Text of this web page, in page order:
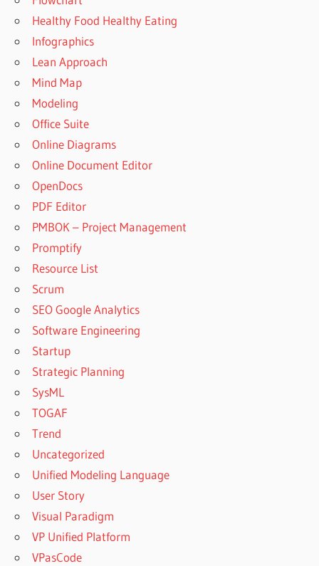
Healthy Food Healthy Eating
Infographics
Lean Approach
Mind Map
Modeling
Office Suite
Online Diagrams
Online Document Editor
OpenDocs
PDF Editor
PMBOK – Project Management
Promptify
Resource List
Scrum
SEO Google Analytics
Software Engineering
Startup
Strategic Planning
SysML
TOGAF
Trend
Uncategorized
Unified Modeling Language
User Story
Visual Paradigm
VP Unified Platform
VPasCode